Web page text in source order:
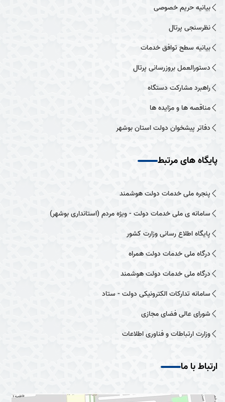
بیانیه حریم خصوصی
نظرسنجی پرتال
بیانیه سطح توافق خدمات
دستورالعمل بروزرسانی پرتال
راهبرد مشارکت دستگاه
مناقصه ها و مزایده ها
دفاتر پیشخوان دولت استان بوشهر
پایگاه های مرتبط
پنجره ملی خدمات دولت هوشمند
سامانه ی ملی خدمات دولت - ویژه مردم (استانداری بوشهر)
پایگاه اطلاع رسانی وزارت کشور
درگاه ملی خدمات دولت همراه
درگاه ملی خدمات دولت هوشمند
سامانه تدارکات الکترونیکی دولت - ستاد
شورای عالی فضای مجازی
وزارت ارتباطات و فناوری اطلاعات
ارتباط با ما